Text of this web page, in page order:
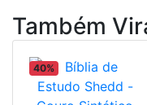
Também
40%